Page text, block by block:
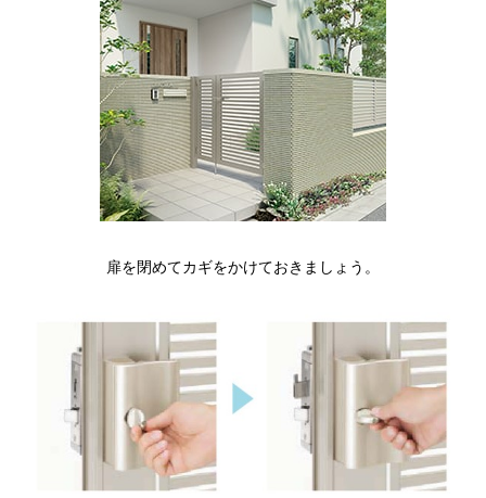
扉を閉めてカギをかけておきましょう。